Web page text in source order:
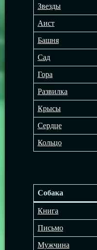
Звезды
Аист
Башня
Сад
Гора
Развилка
Крысы
Сердце
Кольцо
Собака
Книга
Письмо
Мужчина